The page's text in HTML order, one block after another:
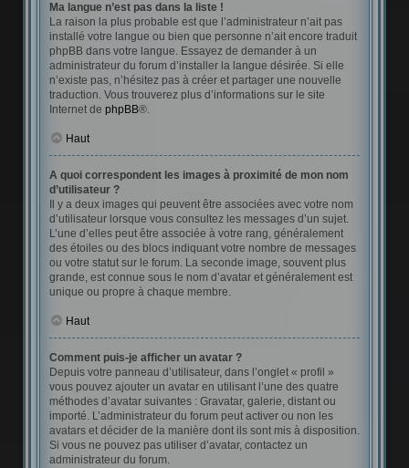
Ma langue n’est pas dans la liste !
La raison la plus probable est que l’administrateur n’ait pas
installé votre langue ou bien que personne n’ait encore traduit
phpBB dans votre langue. Essayez de demander à un
administrateur du forum d’installer la langue désirée. Si elle
n’existe pas, n’hésitez pas à créer et partager une nouvelle
traduction. Vous trouverez plus d’informations sur le site
Internet de phpBB®.
Haut
A quoi correspondent les images à proximité de mon nom
d’utilisateur ?
Il y a deux images qui peuvent être associées avec votre nom
d’utilisateur lorsque vous consultez les messages d’un sujet.
L’une d’elles peut être associée à votre rang, généralement
des étoiles ou des blocs indiquant votre nombre de messages
ou votre statut sur le forum. La seconde image, souvent plus
grande, est connue sous le nom d’avatar et généralement est
unique ou propre à chaque membre.
Haut
Comment puis-je afficher un avatar ?
Depuis votre panneau d’utilisateur, dans l’onglet « profil »
vous pouvez ajouter un avatar en utilisant l’une des quatre
méthodes d’avatar suivantes : Gravatar, galerie, distant ou
importé. L’administrateur du forum peut activer ou non les
avatars et décider de la manière dont ils sont mis à disposition.
Si vous ne pouvez pas utiliser d’avatar, contactez un
administrateur du forum.